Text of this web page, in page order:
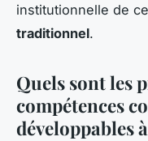
institutionnelle de
traditionnel.
Quels sont les
compétences
développables